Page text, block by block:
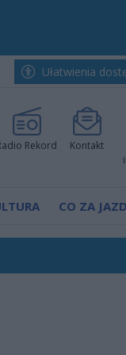
Ułatwienia
Rekord Kontakt
CO ZA